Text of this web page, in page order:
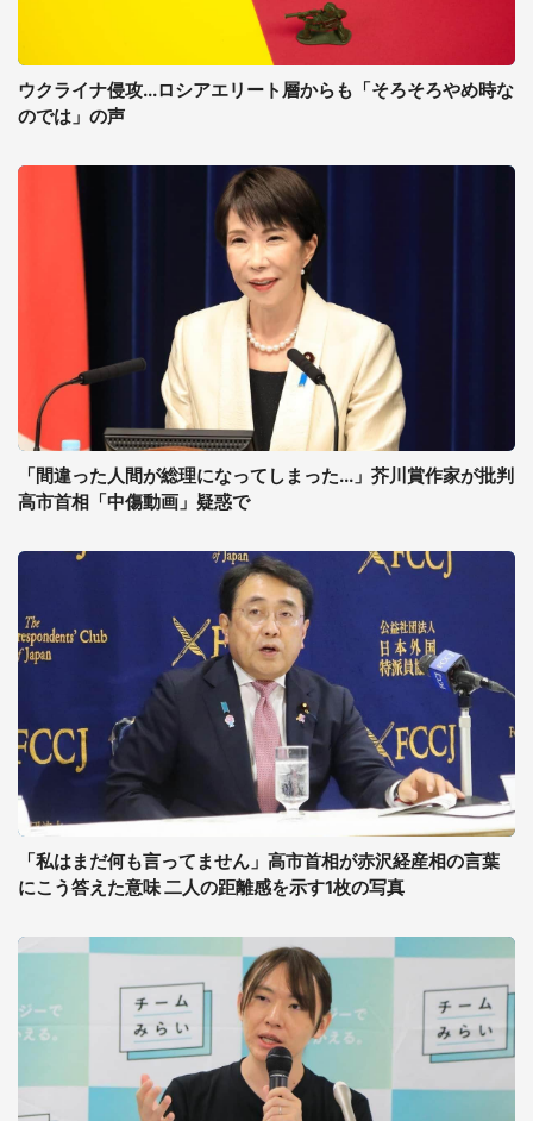
ウクライナ侵攻...ロシアエリート層からも「そろそろやめ時な
のでは」の声
「間違った人間が総理になってしまった...」芥川賞作家が批判
高市首相「中傷動画」疑惑で
「私はまだ何も言ってません」高市首相が赤沢経産相の言葉
にこう答えた意味 二人の距離感を示す1枚の写真